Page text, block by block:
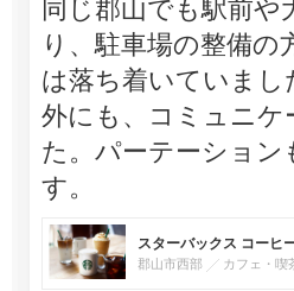
同じ郡山でも駅前
り、駐車場の整備
は落ち着いていま
外にも、コミュニ
た。パーテーショ
す。
スターバックス コーヒ
郡山市西部 カフェ・喫